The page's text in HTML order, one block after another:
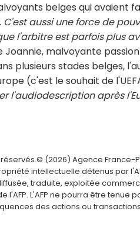
belges qui avaient
C'est aussi une force de
l'arbitre est parfois plus
Joannie, malvoyante
plusieurs stades belges,
(c'est le souhait de
l'audiodescription après
(2026) Agence France-
intellectuelle détenus par
traduite, exploitée
L'AFP ne pourra être tenue
des actions ou